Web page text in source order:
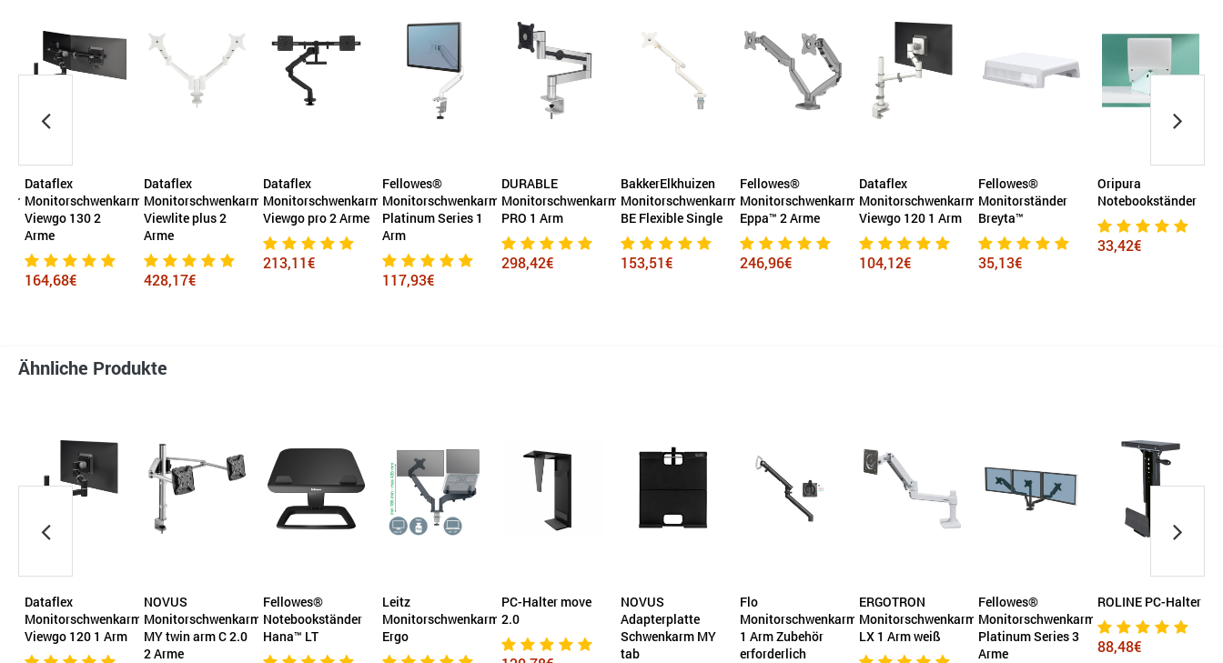
Dataflex
Monitorschwenkarm
Viewgo 130 2
Arme
164,68€
Dataflex
Monitorschwenkarm
Viewlite plus 2
Arme
428,17€
Dataflex
Monitorschwenkarm
Viewgo pro 2 Arme
213,11€
Fellowes®
Monitorschwenkarm
Platinum Series 1
Arm
117,93€
DURABLE
Monitorschwenkarm
PRO 1 Arm
298,42€
BakkerElkhuizen
Monitorschwenkarm
BE Flexible Single
153,51€
Fellowes®
Monitorschwenkarm
Eppa™ 2 Arme
246,96€
Dataflex
Monitorschwenkarm
Viewgo 120 1 Arm
104,12€
Fellowes®
Monitorständer
Breyta™
35,13€
Oripura
Notebookständer
33,42€
Ähnliche Produkte
Dataflex
Monitorschwenkarm
Viewgo 120 1 Arm
NOVUS
Monitorschwenkarm
MY twin arm C 2.0
2 Arme
Fellowes®
Notebookständer
Hana™ LT
Leitz
Monitorschwenkarm
Ergo
PC-Halter move
2.0
NOVUS
Adapterplatte
Schwenkarm MY
tab
Flo
Monitorschwenkarm
1 Arm Zubehör
erforderlich
ERGOTRON
Monitorschwenkarm
LX 1 Arm weiß
Fellowes®
Monitorschwenkarm
Platinum Series 3
Arme
ROLINE PC-Halter
88,48€